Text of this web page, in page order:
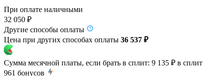
При оплате наличными
32 050 ₽
Другие способы оплаты
Цена при других способах оплаты 36 537 ₽
Сумма месячной платы, если брать в сплит: 9 135 ₽ в сплит
961 бонусов